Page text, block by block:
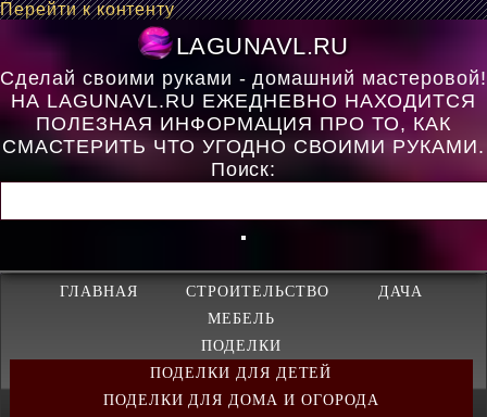
Перейти к контенту
Сделай своими руками - домашний мастеровой!
НА LAGUNAVL.RU ЕЖЕДНЕВНО НАХОДИТСЯ
ПОЛЕЗНАЯ ИНФОРМАЦИЯ ПРО ТО, КАК
СМАСТЕРИТЬ ЧТО УГОДНО СВОИМИ РУКАМИ.
Поиск:
ГЛАВНАЯ СТРОИТЕЛЬСТВО
ДАЧА
МЕБЕЛЬ
ПОДЕЛКИ
ПОДЕЛКИ ДЛЯ ДЕТЕЙ
ПОДЕЛКИ ДЛЯ ДОМА И ОГОРОДА